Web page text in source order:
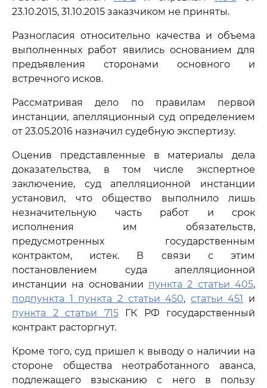
23.10.2015, 31.10.2015 заказчиком не приняты.
Разногласия относительно качества и объема
выполненных работ явились основанием для
предъявления сторонами основного и
встречного исков.
Рассматривая дело по правилам первой
инстанции, апелляционный суд определением
от 23.05.2016 назначил судебную экспертизу.
Оценив представленные в материалы дела
доказательства, в том числе экспертное
заключение, суд апелляционной инстанции
установил, что общество выполнило лишь
незначительную часть работ и срок
исполнения им обязательств,
предусмотренных государственным
контрактом, истек. В связи с этим
постановлением суда апелляционной
инстанции на основании пункта 2 статьи 405,
подпункта 1 пункта 2 статьи 450, статьи 451
и
пункта 2 статьи 715ГК РФ государственный
контракт расторгнут.
Кроме того, суд пришел к выводу о наличии на
стороне общества неотработанного аванса,
подлежащего взысканию с него в пользу